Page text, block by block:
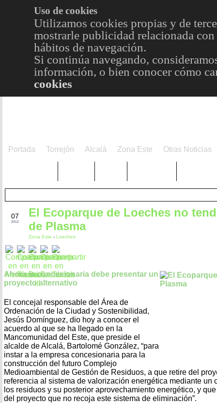
Uso de cookies
Utilizamos cookies propias y de
mostrarle publicidad relacionada
hábitos de navegación.
Si continúa navegando,
información, o bien conocer cómo
cookies
Portada Torrejón Alcalá Zona Este Otras Noticias
07
2012
El Ecoparque de Loeches no
de Plasma
Zona Este - Loeches
Ahora la concesionaria debe presentar un
proyecto alternativo
El concejal responsable del Área de
Ordenación de la Ciudad y Sostenibilidad,
Jesús Domínguez, dio hoy a conocer el
acuerdo al que se ha llegado en la
Mancomunidad del Este, que preside el
alcalde de Alcalá, Bartolomé González, “para
instar a la empresa concesionaria para la
construcción del futuro Complejo
Medioambiental de Gestión de Residuos, a que retire del
referencia al sistema de valorización energética mediante un
los residuos y su posterior aprovechamiento energético, y
del proyecto que no recoja este sistema de eliminación”.